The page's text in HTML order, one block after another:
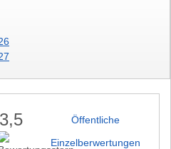
3,5
Öffentliche
Einzelberwertungen